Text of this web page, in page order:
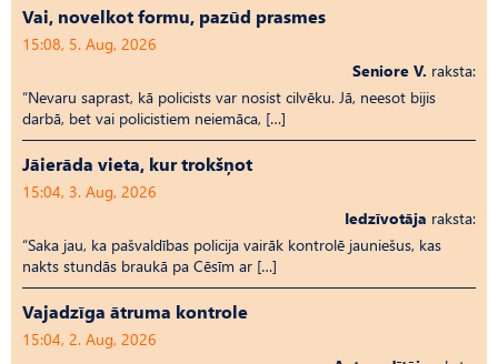
Vai, novelkot formu, pazūd prasmes
15:08, 5. Aug, 2026
Seniore V. raksta:
“Nevaru saprast, kā policists var nosist cilvēku. Jā, neesot bijis
darbā, bet vai policistiem neiemāca, […]
Jāierāda vieta, kur trokšņot
15:04, 3. Aug, 2026
Iedzīvotāja raksta:
“Saka jau, ka pašvaldības policija vairāk kontrolē jauniešus, kas
nakts stundās braukā pa Cēsīm ar […]
Vajadzīga ātruma kontrole
15:04, 2. Aug, 2026